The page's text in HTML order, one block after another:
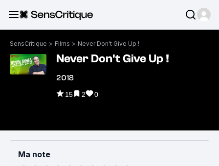
SensCritique > Films > Never Don't Give Up !
Never Don't Give Up !
2018
15 2 0
Ma note